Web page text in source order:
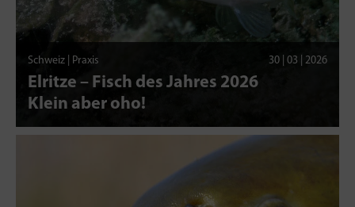
Schweiz | Praxis 30 | 03 | 2026
Elritze – Fisch des Jahres 2026
Klein aber oho!